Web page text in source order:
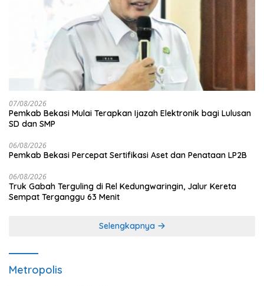
07/08/2026
Pemkab Bekasi Mulai Terapkan Ijazah Elektronik bagi Lulusan
SD dan SMP
06/08/2026
Pemkab Bekasi Percepat Sertifikasi Aset dan Penataan LP2B
06/08/2026
Truk Gabah Terguling di Rel Kedungwaringin, Jalur Kereta
Sempat Terganggu 63 Menit
Selengkapnya
Metropolis